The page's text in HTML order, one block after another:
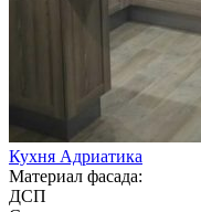
Кухня Адриатика
Материал фасада:
ДСП